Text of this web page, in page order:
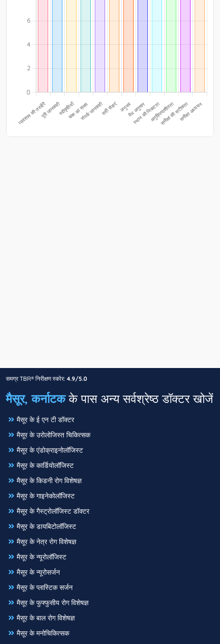
समग्र TBR® निरीक्षण स्कोर: 4.9/5.0
मैसूर, कर्नाटकके पास अन्य सर्वश्रेष्ठ डॉक्टर खोजें
मैसूर के ई एन टी डॉक्टर
मैसूर के उरोलोजिस्त चिकित्सक
मैसूर के एंडोक्राइनोलॉजिस्ट
मैसूर के कार्डियोलॉजिस्ट
मैसूर के किडनी रोग विशेषज्ञ
मैसूर के गाइनेकोलॉजिस्ट
मैसूर के गैस्ट्रोलॉजिस्ट डॉक्टर
मैसूर के डायबिटोलॉजिस्ट
मैसूर के नेत्र रोग विशेषज्ञ
मैसूर के न्यूरोलॉजिस्ट
मैसूर के न्यूरोसर्जन
मैसूर के प्लास्टिक सर्जन
मैसूर के फुफ्फुसीय रोग विशेषज्ञ
मैसूर के बाल रोग विशेषज्ञ
मैसूर के मनोचिकित्सक